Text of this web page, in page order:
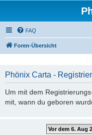
FAQ
Foren-Übersicht
Phönix Carta -
Um mit dem
mit, wann du geboren